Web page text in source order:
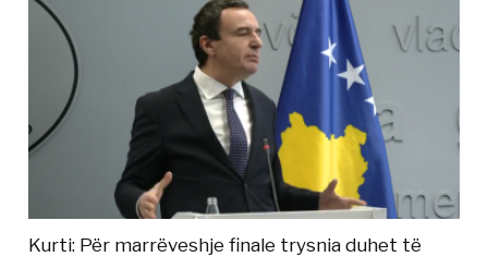
Kurti: Për marrëveshje finale trysnia duhet të